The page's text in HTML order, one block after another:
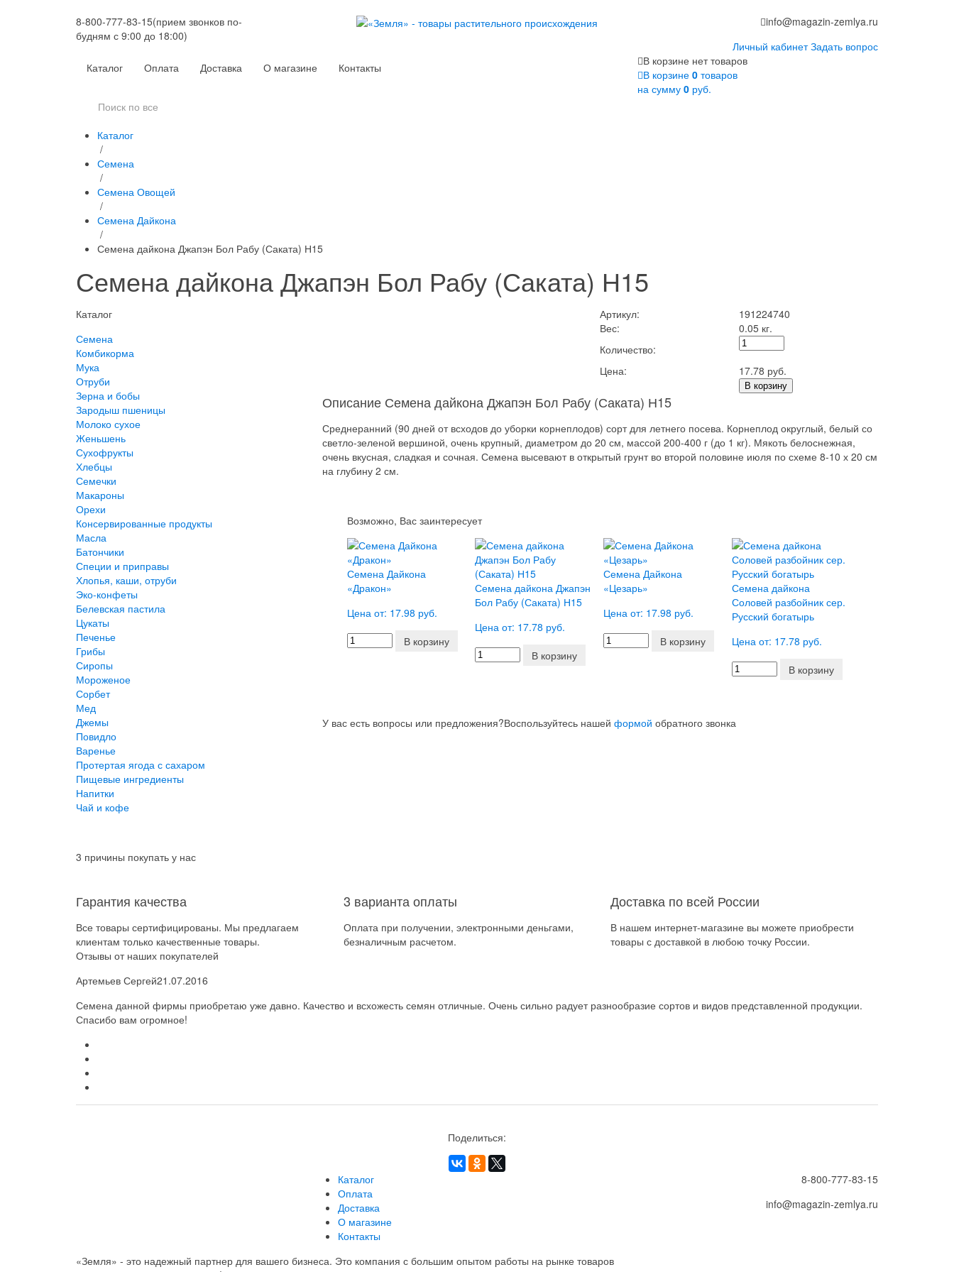
8-800-777-83-15(прием звонков по-
будням с 9:00 до 18:00)
info@magazin-zemlya.ru
Личный кабинет Задать вопрос
Каталог
Оплата Доставка О магазине Контакты
В корзине нет товаров
В корзине 0 товаров
на сумму 0 руб.
Каталог
/
Семена
/
Семена Овощей
/
Семена Дайкона
/
Семена дайкона Джапэн Бол Рабу (Саката) Н15
Семена дайкона Джапэн Бол Рабу (Саката) Н15
Каталог
Семена
Комбикорма
Мука
Отруби
Зерна и бобы
Зародыш пшеницы
Молоко сухое
Женьшень
Сухофрукты
Хлебцы
Семечки
Макароны
Орехи
Консервированные продукты
Масла
Батончики
Специи и приправы
Хлопья, каши, отруби
Эко-конфеты
Белевская пастила
Цукаты
Печенье
Грибы
Сиропы
Мороженое
Сорбет
Мед
Джемы
Повидло
Варенье
Протертая ягода с сахаром
Пищевые ингредиенты
Напитки
Чай и кофе
Артикул:
191224740
Вес:
0.05 кг.
Количество:
Цена:
17.78 руб.
В корзину
Описание Семена дайкона Джапэн Бол Рабу (Саката) Н15
Среднеранний (90 дней от всходов до уборки корнеплодов) сорт для летнего посева. Корнеплод округлый, белый со
светло-зеленой вершиной, очень крупный, диаметром до 20 см, массой 200-400 г (до 1 кг). Мякоть белоснежная,
очень вкусная, сладкая и сочная. Семена высевают в открытый грунт во второй половине июля по схеме 8-10 х 20 см
на глубину 2 см.
Возможно, Вас заинтересует
Семена Дайкона
«Дракон»
Цена от: 17.98 руб.
В корзину
Семена дайкона Джапэн
Бол Рабу (Саката) Н15
Цена от: 17.78 руб.
В корзину
Семена Дайкона
«Цезарь»
Цена от: 17.98 руб.
В корзину
Семена дайкона
Соловей разбойник сер.
Русский богатырь
Цена от: 17.78 руб.
В корзину
У вас есть вопросы или предложения?Воспользуйтесь нашей формой обратного звонка
3 причины покупать у нас
Гарантия качества
Все товары сертифицированы. Мы предлагаем
клиентам только качественные товары.
3 варианта оплаты
Оплата при получении, электронными деньгами,
безналичным расчетом.
Доставка по всей России
В нашем интернет-магазине вы можете приобрести
товары с доставкой в любою точку России.
Отзывы от наших покупателей
Артемьев Сергей21.07.2016
Семена данной фирмы приобретаю уже давно. Качество и всхожесть семян отличные. Очень сильно радует разнообразие сортов и видов представленной продукции.
Спасибо вам огромное!
Поделиться:
Каталог
Оплата
Доставка
О магазине
Контакты
8-800-777-83-15
info@magazin-zemlya.ru
«Земля» - это надежный партнер для вашего бизнеса. Это компания с большим опытом работы на рынке товаров